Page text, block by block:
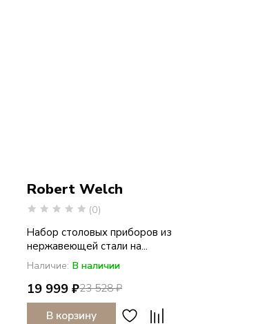
Robert Welch
(0)
Набор столовых приборов из
нержавеющей стали на...
Наличие: В наличии
23 528 ₽
19 999 ₽
В корзину